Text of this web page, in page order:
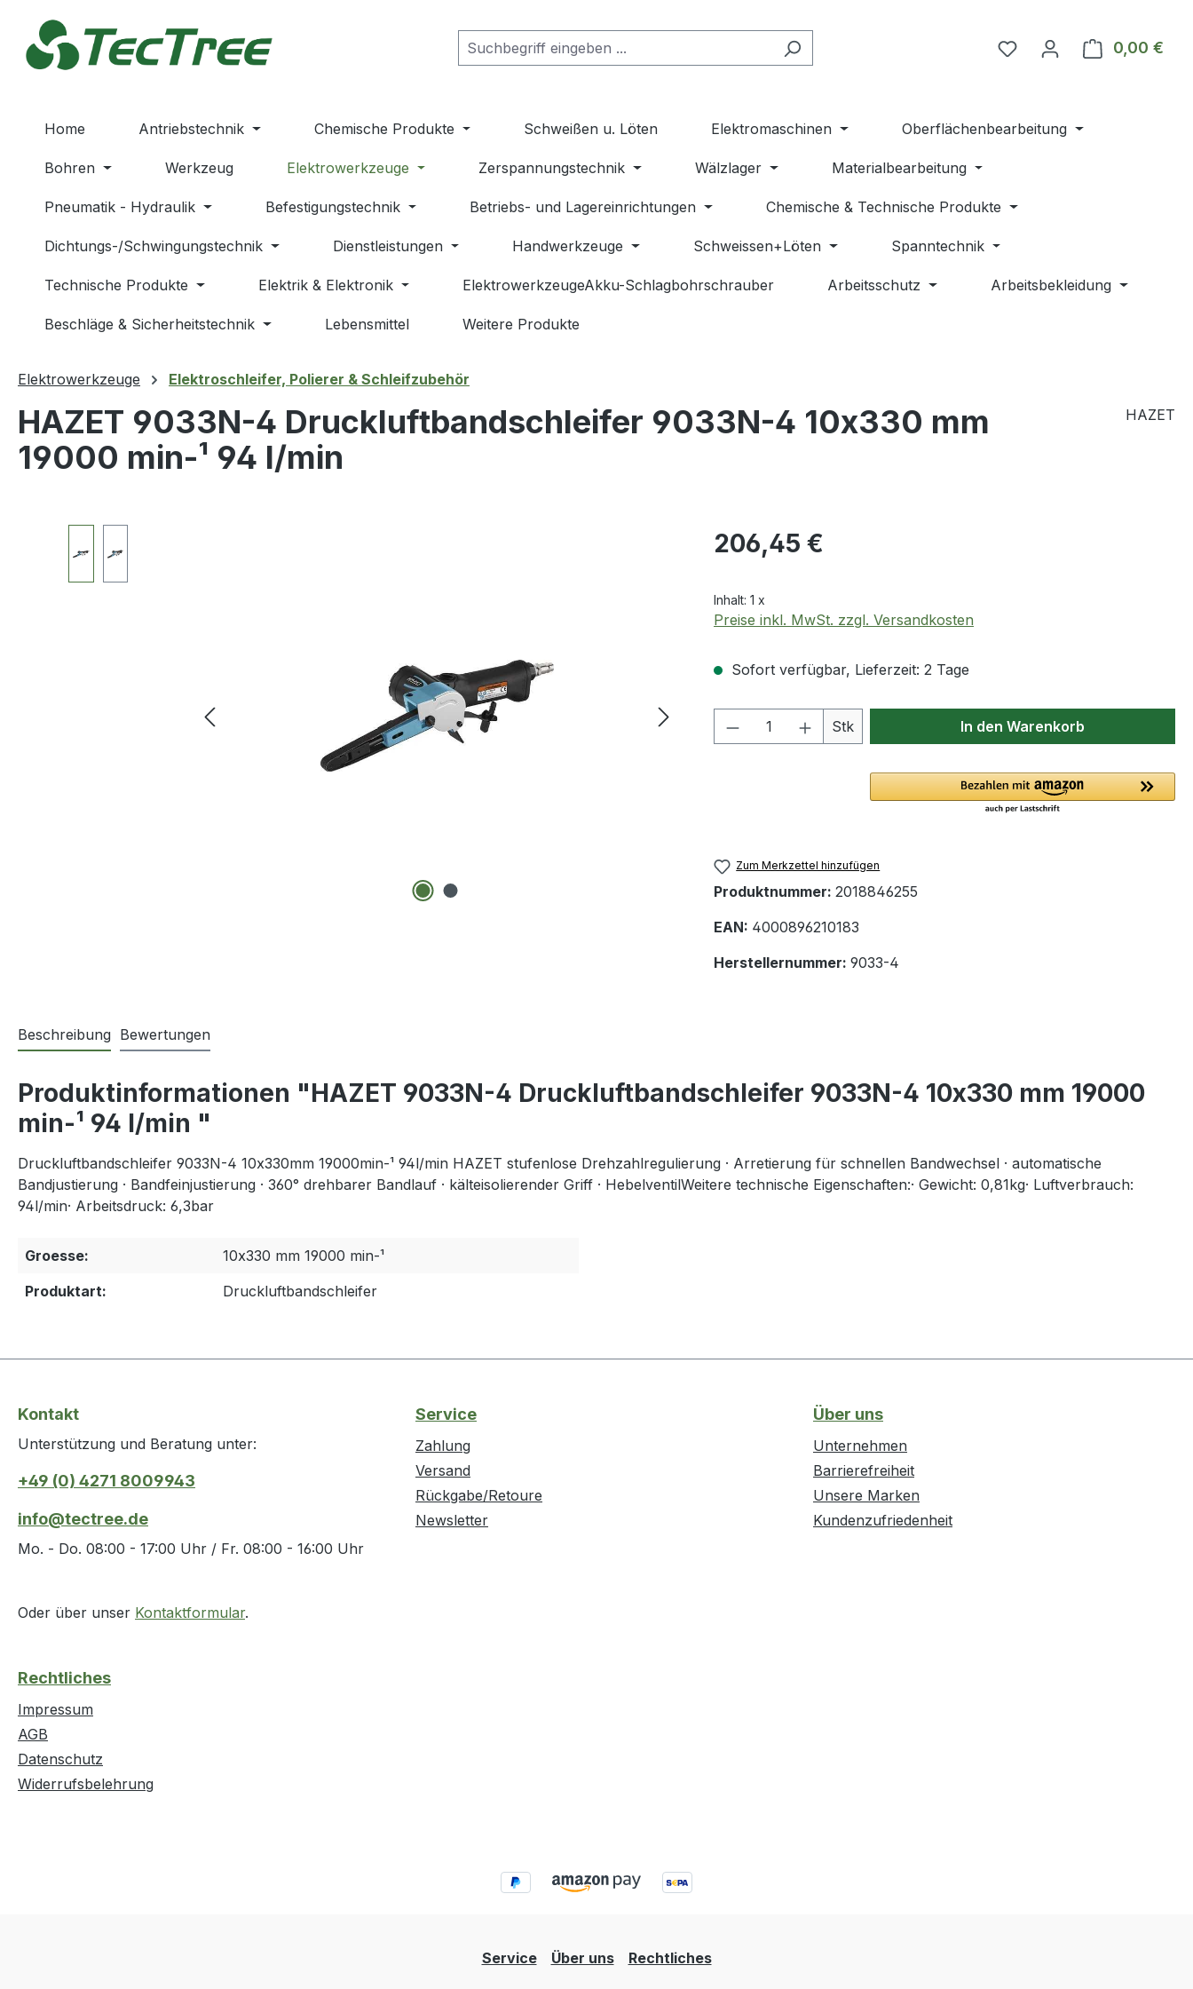
Hauptinhalt springen
Zur Suche springen
Zur Hauptnavigation springen
Du hast 0 Produkte auf
0,00 €
Home Antriebstechnik Chemische Produkte Schweißen u. Löten Elektromaschinen Oberflächenbearbeitung
Bohren Werkzeug Elektrowerkzeuge Zerspannungstechnik Wälzlager Materialbearbeitung
Pneumatik - Hydraulik Befestigungstechnik Betriebs- und Lagereinrichtungen Chemische & Technische Produkte
Dichtungs-/Schwingungstechnik Dienstleistungen Handwerkzeuge Schweissen+Löten Spanntechnik
Technische Produkte Elektrik & Elektronik ElektrowerkzeugeAkku-Schlagbohrschrauber Arbeitsschutz Arbeitsbekleidung
Beschläge & Sicherheitstechnik Lebensmittel Weitere Produkte
Elektrowerkzeuge Elektroschleifer, Polierer & Schleifzubehör
HAZET 9033N-4 Druckluftbandschleifer 9033N-4 10x330 mm
19000 min-¹ 94 l/min
HAZET
Regulärer Preis:
206,45 €
Inhalt: 1 x
Preise inkl. MwSt. zzgl. Versandkosten
Sofort verfügbar, Lieferzeit: 2 Tage
Produkt Anzahl: Gib den gewünschten Wert
Stk In den Warenkorb
Zum Merkzettel hinzufügen
Produktnummer: 2018846255
EAN: 4000896210183
Herstellernummer: 9033-4
Beschreibung Bewertungen
Produktinformationen "HAZET 9033N-4 Druckluftbandschleifer 9033N-4 10x330 mm 19000
min-¹ 94 l/min "
Druckluftbandschleifer 9033N-4 10x330mm 19000min-¹ 94l/min HAZET stufenlose Drehzahlregulierung · Arretierung für schnellen Bandwechsel · automatische
Bandjustierung · Bandfeinjustierung · 360° drehbarer Bandlauf · kälteisolierender Griff · HebelventilWeitere technische Eigenschaften:· Gewicht: 0,81kg· Luftverbrauch:
94l/min· Arbeitsdruck: 6,3bar
Groesse:
10x330 mm 19000 min-¹
Produktart:
Druckluftbandschleifer
Kontakt
Unterstützung und Beratung unter:
+49 (0) 4271 8009943
info@tectree.de
Mo. - Do. 08:00 - 17:00 Uhr / Fr. 08:00 - 16:00 Uhr
Oder über unser Kontaktformular.
Service
Zahlung
Versand
Rückgabe/Retoure
Newsletter
Über uns
Unternehmen
Barrierefreiheit
Unsere Marken
Kundenzufriedenheit
Rechtliches
Impressum
AGB
Datenschutz
Widerrufsbelehrung
Service Über uns Rechtliches